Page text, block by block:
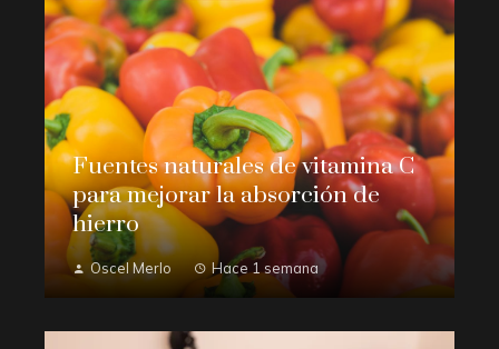
Fuentes naturales de vitamina C
para mejorar la absorción de
hierro
Oscel Merlo Hace 1 semana